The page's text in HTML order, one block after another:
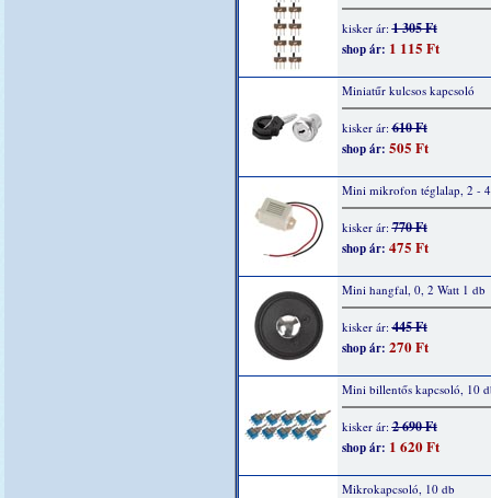
kisker ár:1 305 Ft
shop ár: 1 115 Ft
Miniatűr kulcsos kapcsoló
kisker ár:610 Ft
shop ár: 505 Ft
Mini mikrofon téglalap, 2 -
kisker ár:770 Ft
shop ár: 475 Ft
Mini hangfal, 0, 2 Watt 1 db
kisker ár:445 Ft
shop ár: 270 Ft
Mini billentős kapcsoló, 10
kisker ár:2 690 Ft
shop ár: 1 620 Ft
Mikrokapcsoló, 10 db